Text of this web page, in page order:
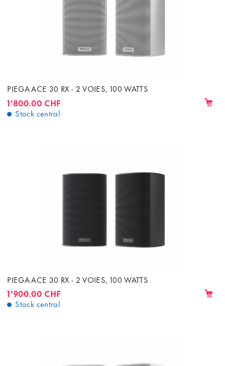
PIEGA ACE 30 RX - 2 VOIES, 100 WATTS
1'800.00 CHF
Stock central
PIEGA ACE 30 RX - 2 VOIES, 100 WATTS
1'900.00 CHF
Stock central